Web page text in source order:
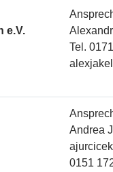
e.V.
Tel.
Andrea
0151